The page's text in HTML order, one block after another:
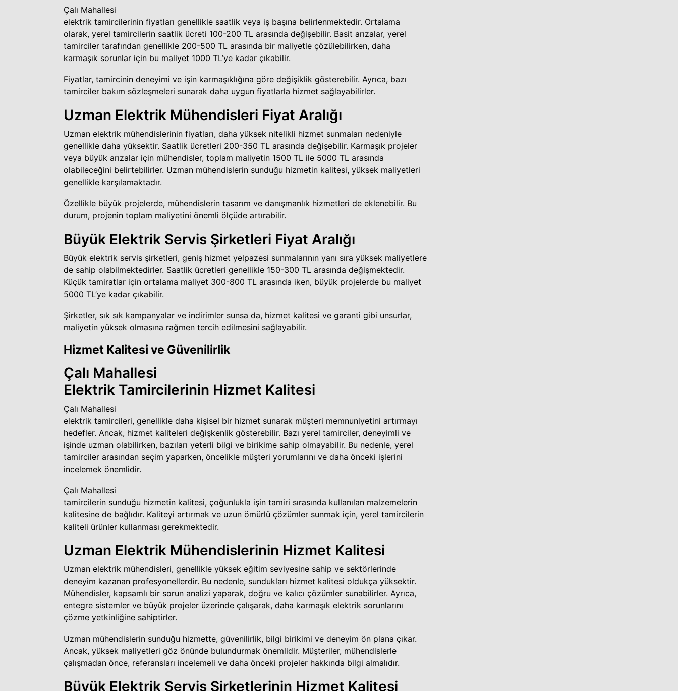
Çalı Mahallesi
elektrik tamircilerinin fiyatları genellikle saatlik veya iş başına belirlenmektedir. Ortalama
olarak, yerel tamircilerin saatlik ücreti 100-200 TL arasında değişebilir. Basit arızalar, yerel
tamirciler tarafından genellikle 200-500 TL arasında bir maliyetle çözülebilirken, daha
karmaşık sorunlar için bu maliyet 1000 TL’ye kadar çıkabilir.
Fiyatlar, tamircinin deneyimi ve işin karmaşıklığına göre değişiklik gösterebilir. Ayrıca, bazı
tamirciler bakım sözleşmeleri sunarak daha uygun fiyatlarla hizmet sağlayabilirler.
Uzman Elektrik Mühendisleri Fiyat Aralığı
Uzman elektrik mühendislerinin fiyatları, daha yüksek nitelikli hizmet sunmaları nedeniyle
genellikle daha yüksektir. Saatlik ücretleri 200-350 TL arasında değişebilir. Karmaşık projeler
veya büyük arızalar için mühendisler, toplam maliyetin 1500 TL ile 5000 TL arasında
olabileceğini belirtebilirler. Uzman mühendislerin sunduğu hizmetin kalitesi, yüksek maliyetleri
genellikle karşılamaktadır.
Özellikle büyük projelerde, mühendislerin tasarım ve danışmanlık hizmetleri de eklenebilir. Bu
durum, projenin toplam maliyetini önemli ölçüde artırabilir.
Büyük Elektrik Servis Şirketleri Fiyat Aralığı
Büyük elektrik servis şirketleri, geniş hizmet yelpazesi sunmalarının yanı sıra yüksek maliyetlere
de sahip olabilmektedirler. Saatlik ücretleri genellikle 150-300 TL arasında değişmektedir.
Küçük tamiratlar için ortalama maliyet 300-800 TL arasında iken, büyük projelerde bu maliyet
5000 TL’ye kadar çıkabilir.
Şirketler, sık sık kampanyalar ve indirimler sunsa da, hizmet kalitesi ve garanti gibi unsurlar,
maliyetin yüksek olmasına rağmen tercih edilmesini sağlayabilir.
Hizmet Kalitesi ve Güvenilirlik
Çalı Mahallesi
Elektrik Tamircilerinin Hizmet Kalitesi
Çalı Mahallesi
elektrik tamircileri, genellikle daha kişisel bir hizmet sunarak müşteri memnuniyetini artırmayı
hedefler. Ancak, hizmet kaliteleri değişkenlik gösterebilir. Bazı yerel tamirciler, deneyimli ve
işinde uzman olabilirken, bazıları yeterli bilgi ve birikime sahip olmayabilir. Bu nedenle, yerel
tamirciler arasından seçim yaparken, öncelikle müşteri yorumlarını ve daha önceki işlerini
incelemek önemlidir.
Çalı Mahallesi
tamircilerin sunduğu hizmetin kalitesi, çoğunlukla işin tamiri sırasında kullanılan malzemelerin
kalitesine de bağlıdır. Kaliteyi artırmak ve uzun ömürlü çözümler sunmak için, yerel tamircilerin
kaliteli ürünler kullanması gerekmektedir.
Uzman Elektrik Mühendislerinin Hizmet Kalitesi
Uzman elektrik mühendisleri, genellikle yüksek eğitim seviyesine sahip ve sektörlerinde
deneyim kazanan profesyonellerdir. Bu nedenle, sundukları hizmet kalitesi oldukça yüksektir.
Mühendisler, kapsamlı bir sorun analizi yaparak, doğru ve kalıcı çözümler sunabilirler. Ayrıca,
entegre sistemler ve büyük projeler üzerinde çalışarak, daha karmaşık elektrik sorunlarını
çözme yetkinliğine sahiptirler.
Uzman mühendislerin sunduğu hizmette, güvenilirlik, bilgi birikimi ve deneyim ön plana çıkar.
Ancak, yüksek maliyetleri göz önünde bulundurmak önemlidir. Müşteriler, mühendislerle
çalışmadan önce, referansları incelemeli ve daha önceki projeler hakkında bilgi almalıdır.
Büyük Elektrik Servis Şirketlerinin Hizmet Kalitesi